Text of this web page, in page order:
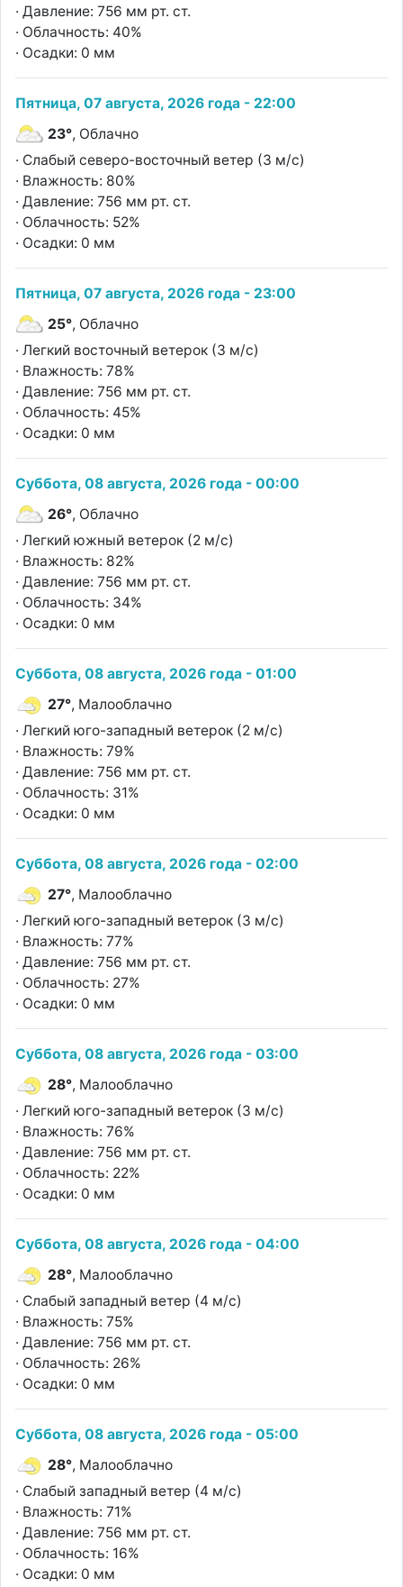
· Давление: 756 мм рт. ст.
· Облачность: 40%
· Осадки: 0 мм
Пятница, 07 августа, 2026 года - 22:00
23°, Облачно
· Слабый северо-восточный ветер (3 м/с)
· Влажность: 80%
· Давление: 756 мм рт. ст.
· Облачность: 52%
· Осадки: 0 мм
Пятница, 07 августа, 2026 года - 23:00
25°, Облачно
· Легкий восточный ветерок (3 м/с)
· Влажность: 78%
· Давление: 756 мм рт. ст.
· Облачность: 45%
· Осадки: 0 мм
Суббота, 08 августа, 2026 года - 00:00
26°, Облачно
· Легкий южный ветерок (2 м/с)
· Влажность: 82%
· Давление: 756 мм рт. ст.
· Облачность: 34%
· Осадки: 0 мм
Суббота, 08 августа, 2026 года - 01:00
27°, Малооблачно
· Легкий юго-западный ветерок (2 м/с)
· Влажность: 79%
· Давление: 756 мм рт. ст.
· Облачность: 31%
· Осадки: 0 мм
Суббота, 08 августа, 2026 года - 02:00
27°, Малооблачно
· Легкий юго-западный ветерок (3 м/с)
· Влажность: 77%
· Давление: 756 мм рт. ст.
· Облачность: 27%
· Осадки: 0 мм
Суббота, 08 августа, 2026 года - 03:00
28°, Малооблачно
· Легкий юго-западный ветерок (3 м/с)
· Влажность: 76%
· Давление: 756 мм рт. ст.
· Облачность: 22%
· Осадки: 0 мм
Суббота, 08 августа, 2026 года - 04:00
28°, Малооблачно
· Слабый западный ветер (4 м/с)
· Влажность: 75%
· Давление: 756 мм рт. ст.
· Облачность: 26%
· Осадки: 0 мм
Суббота, 08 августа, 2026 года - 05:00
28°, Малооблачно
· Слабый западный ветер (4 м/с)
· Влажность: 71%
· Давление: 756 мм рт. ст.
· Облачность: 16%
· Осадки: 0 мм